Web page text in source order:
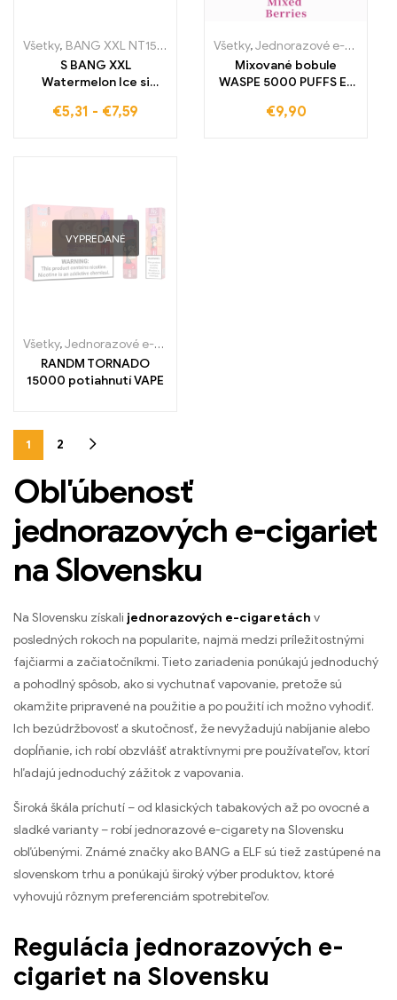
Všetky, BANG XXL NT15000 Jednorazové e-cigaretky,
S BANG XXL
Watermelon Ice si
ťahov dokonalého
cigareta zaručuje
intenzívny zážitok z
hlbokého vdychovania a
je ideálna pre
zákazníkov bezcolnej
€5,31 - €7,59
Všetky,Jednorazové e-cigaretky
Mixované bobule
WASPE 5000 PUFFS E-
dostupná bez cla a za
€9,90
VYPREDANÉ
Všetky,Jednorazové e-cigaretky
RANDM TORNADO
15000 potiahnutí VAPE
1 2
Obľúbenosť
jednorazových e-cigariet
na Slovensku
Na Slovensku získali jednorazových e-cigaretách v
posledných rokoch na popularite, najmä medzi príležitostnými
fajčiarmi a začiatočníkmi. Tieto zariadenia ponúkajú jednoduchý
a pohodlný spôsob, ako si vychutnať vapovanie, pretože sú
okamžite pripravené na použitie a po použití ich možno vyhodiť.
Ich bezúdržbovosť a skutočnosť, že nevyžadujú nabíjanie alebo
dopĺňanie, ich robí obzvlášť atraktívnymi pre používateľov, ktorí
hľadajú jednoduchý zážitok z vapovania.
Široká škála príchutí – od klasických tabakových až po ovocné a
sladké varianty – robí jednorazové e-cigarety na Slovensku
obľúbenými. Známé značky ako BANG a ELF sú tiež zastúpené na
slovenskom trhu a ponúkajú široký výber produktov, ktoré
vyhovujú rôznym preferenciám spotrebiteľov.
Regulácia jednorazových e-
cigariet na Slovensku